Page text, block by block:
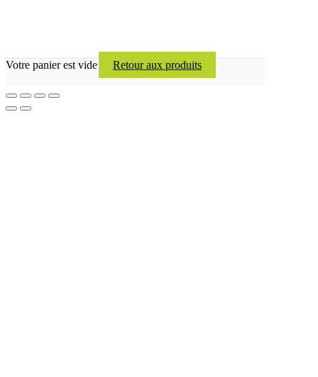
Votre panier est vide Retour aux produits